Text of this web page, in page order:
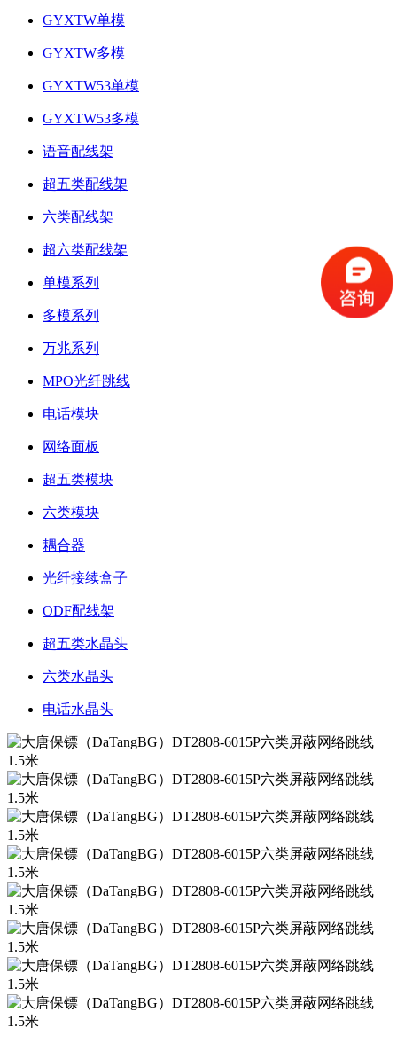
GYXTW单模
GYXTW多模
GYXTW53单模
GYXTW53多模
语音配线架
超五类配线架
六类配线架
超六类配线架
单模系列
多模系列
万兆系列
MPO光纤跳线
电话模块
网络面板
超五类模块
六类模块
耦合器
光纤接续盒子
ODF配线架
超五类水晶头
六类水晶头
电话水晶头